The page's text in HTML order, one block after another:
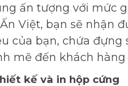
ấn tượng với mức
Việt, bạn sẽ nhận
của bạn, chứa
mẽ đến khách hàng
kế và in hộp cứng